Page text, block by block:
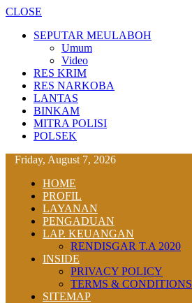
CLOSE
SEPUTAR MEULABOH
Umum
Video
RES KRIM
RES NARKOBA
LANTAS
BINKAM
MITRA POLISI
POLSEK
Friday, August 7, 2026
HOME
PROFIL
LAYANAN
PENGADUAN
LAP. KEUANGAN
RENDISGAR T.A 2020
INSIDE
PRIVACY POLICY
TERMS & CONDITIONS
SITEMAP